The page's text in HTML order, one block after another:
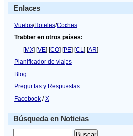
Enlaces
Vuelos/Hoteles/Coches
Trabber en otros países:
[MX] [VE] [CO] [PE] [CL] [AR]
Planificador de viajes
Blog
Preguntas y Respuestas
Facebook /X
Búsqueda en Noticias